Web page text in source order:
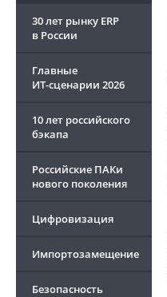
30 лет рынку ERP
в России
Главные
ИТ-сценарии 2026
10 лет российского
бэкапа
Российские ПАКи
нового поколения
Цифровизация
Импортозамещение
Безопасность